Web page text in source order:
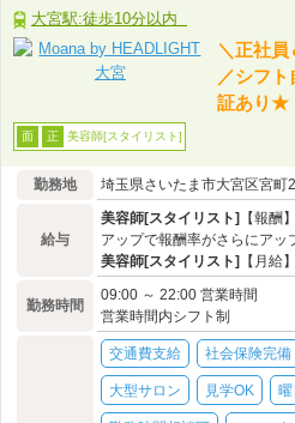
大宮駅:徒歩10分以内
＼正社
／シフ
証あり★
面 正 美容師[スタイリスト]
勤務地 埼玉県さいたま市大宮区宮
給与
美容師[スタイリスト] 【報酬
アップで報酬率がさらにアッ
美容師[スタイリスト] 【月給
勤務時間
09:00 ～ 22:00 営業時間
営業時間内シフト制
交通費支給 社会保険完備
大型サロン 見学OK